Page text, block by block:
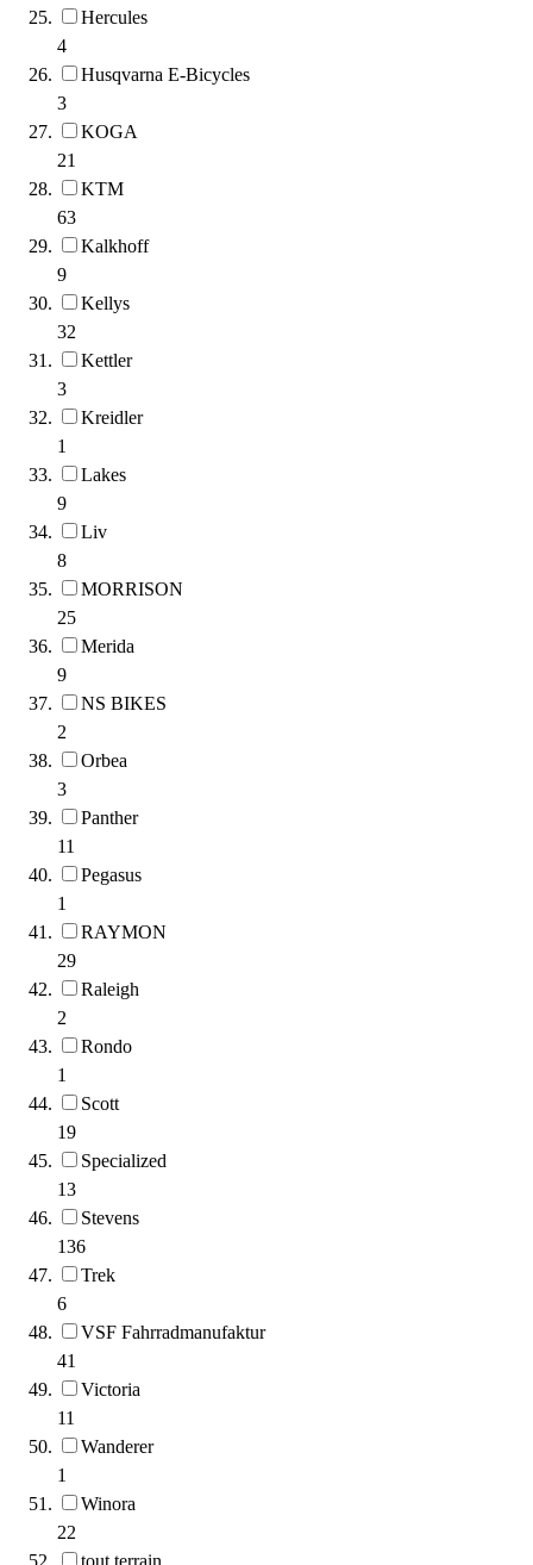
Hercules
4
Husqvarna E-Bicycles
3
KOGA
21
KTM
63
Kalkhoff
9
Kellys
32
Kettler
3
Kreidler
1
Lakes
9
Liv
8
MORRISON
25
Merida
9
NS BIKES
2
Orbea
3
Panther
11
Pegasus
1
RAYMON
29
Raleigh
2
Rondo
1
Scott
19
Specialized
13
Stevens
136
Trek
6
VSF Fahrradmanufaktur
41
Victoria
11
Wanderer
1
Winora
22
tout terrain